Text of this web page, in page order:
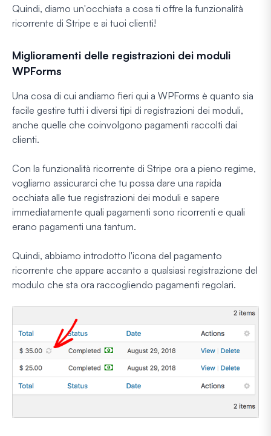
Quindi, diamo un'occhiata a cosa ti offre la funzionalità
ricorrente di Stripe e ai tuoi clienti!
Miglioramenti delle registrazioni dei moduli
WPForms
Una cosa di cui andiamo fieri qui a WPForms è quanto sia
facile gestire tutti i diversi tipi di registrazioni dei moduli,
anche quelle che coinvolgono pagamenti raccolti dai
clienti.
Con la funzionalità ricorrente di Stripe ora a pieno regime,
vogliamo assicurarci che tu possa dare una rapida
occhiata alle tue registrazioni dei moduli e sapere
immediatamente quali pagamenti sono ricorrenti e quali
erano pagamenti una tantum.
Quindi, abbiamo introdotto l'icona del pagamento
ricorrente che appare accanto a qualsiasi registrazione del
modulo che sta ora raccogliendo pagamenti regolari.